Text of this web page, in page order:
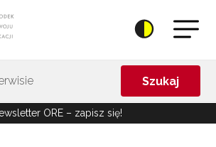
Szukaj
ORE – zapisz się!